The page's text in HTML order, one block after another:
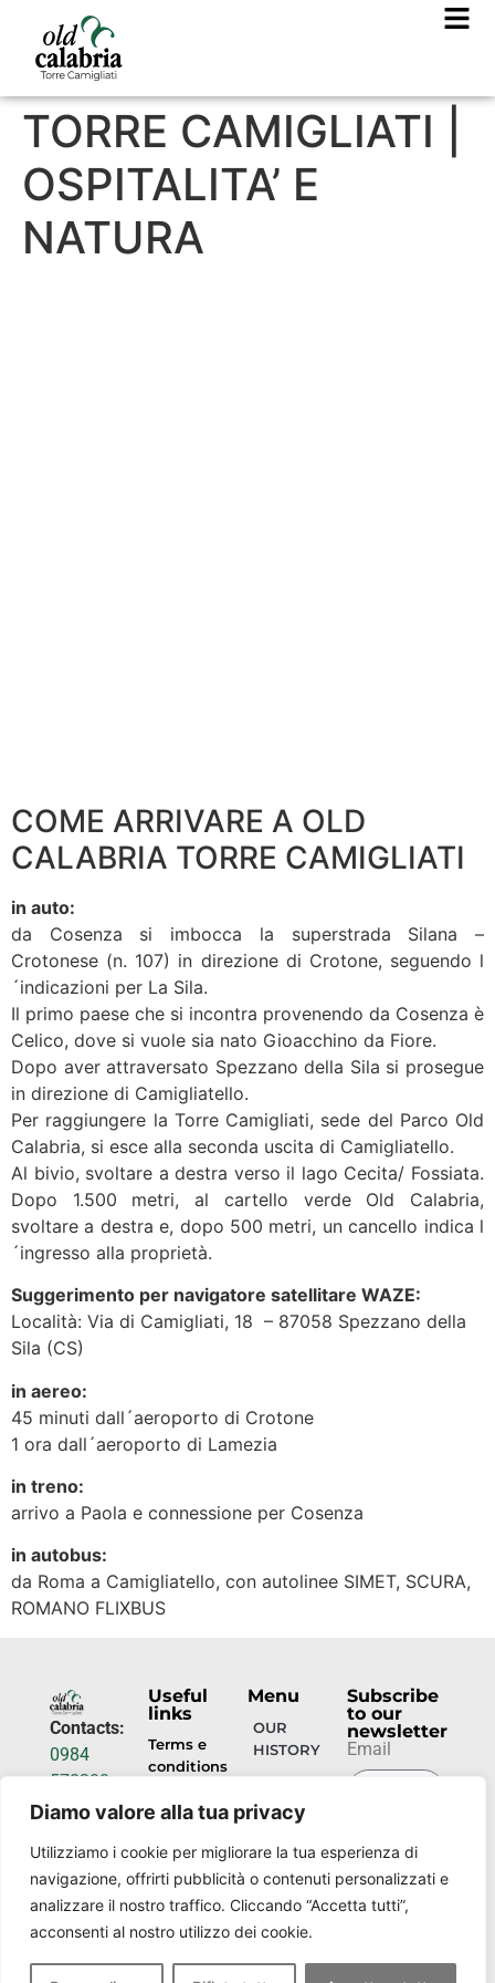
Diamo valore alla tua privacy
Utilizziamo i cookie per migliorare la tua esperienza di
navigazione, offrirti pubblicità o contenuti personalizzati e
analizzare il nostro traffico. Cliccando “Accetta tutti”,
acconsenti al nostro utilizzo dei cookie.
TORRE CAMIGLIATI |
OSPITALITA’ E
NATURA
COME ARRIVARE A OLD
CALABRIA TORRE CAMIGLIATI
in auto:
da Cosenza si imbocca la superstrada Silana –
Crotonese (n. 107) in direzione di Crotone, seguendo l
´indicazioni per La Sila.
Il primo paese che si incontra provenendo da Cosenza è
Celico, dove si vuole sia nato Gioacchino da Fiore.
Dopo aver attraversato Spezzano della Sila si prosegue
in direzione di Camigliatello.
Per raggiungere la Torre Camigliati, sede del Parco Old
Calabria, si esce alla seconda uscita di Camigliatello.
Al bivio, svoltare a destra verso il lago Cecita/ Fossiata.
Dopo 1.500 metri, al cartello verde Old Calabria,
svoltare a destra e, dopo 500 metri, un cancello indica l
´ingresso alla proprietà.
Suggerimento per navigatore satellitare WAZE:
Località: Via di Camigliati, 18 – 87058 Spezzano della
Sila (CS)
in aereo:
45 minuti dall´aeroporto di Crotone
1 ora dall´aeroporto di Lamezia
in treno:
arrivo a Paola e connessione per Cosenza
in autobus:
da Roma a Camigliatello, con autolinee SIMET, SCURA,
ROMANO FLIXBUS
Contacts:
0984
578200
info@torrecamigliati.it
Via dei
Camigliati,
18, 87052
Camigliatello
Useful
links
Terms e
conditions
Privacy
Menu
OUR
HISTORY
OUR
PLACES
Subscribe
to our
newsletter
Email
NOW